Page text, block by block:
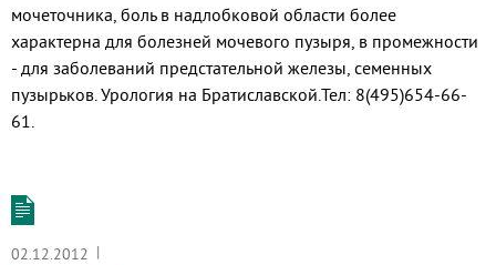
мочеточника, боль в надлобковой области более
характерна для болезней мочевого пузыря, в промежности
- для заболеваний предстательной железы, семенных
пузырьков. Урология на Братиславской.Тел: 8(495)654-66-
61.
02.12.2012 |